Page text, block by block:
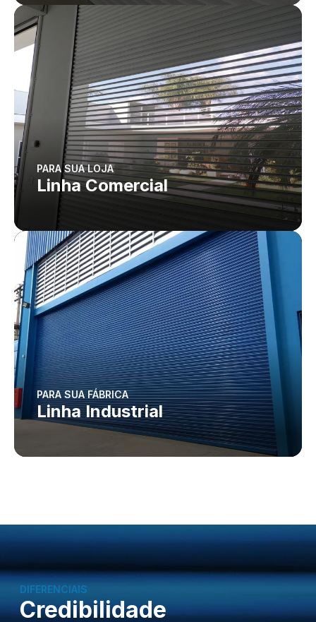
PARA SUA LOJA
Linha Comercial
PARA SUA FÁBRICA
Linha Industrial
DIFERENCIAIS
Credibilidade